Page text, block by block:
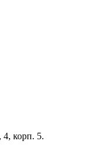
4, корп. 5.